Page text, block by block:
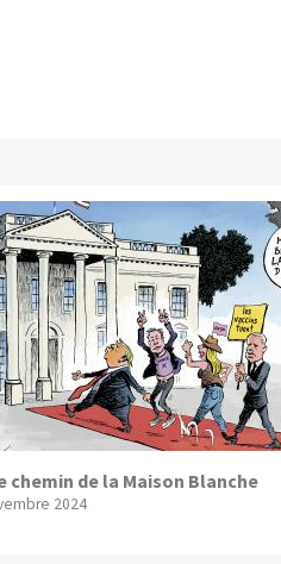
chemin de la Maison Blanche
2024